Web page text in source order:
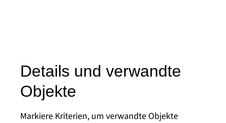
Details und verwandte
Objekte
Markiere Kriterien, um verwandte Objekte